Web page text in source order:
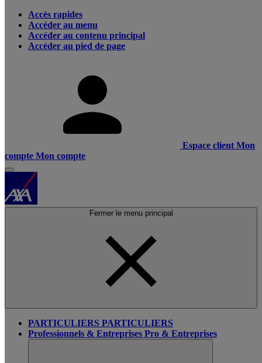
Accès rapides
Accéder au menu
Accéder au contenu principal
Accéder au pied de page
Espace client Mon
compte Mon compte
Fermer le menu principal
PARTICULIERS PARTICULIERS
Professionnels & Entreprises Pro & Entreprises